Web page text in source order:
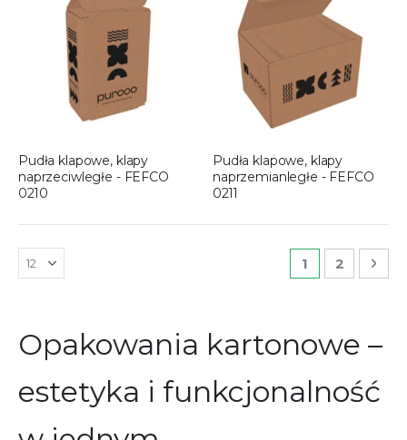
Pudła klapowe, klapy
naprzeciwległe - FEFCO
0210
Pudła klapowe, klapy
naprzemianległe - FEFCO
0211
Strona
Aktualnie
1 Strona
2
Opakowania kartonowe –
estetyka i funkcjonalność